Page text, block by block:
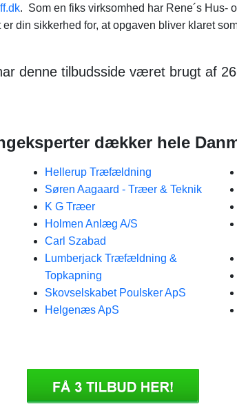
. Som en fiks virksomhed har Rene´s Hus-
din sikkerhed for, at opgaven bliver klaret
denne tilbudsside været brugt af
dækker hele
Hellerup Træfældning
Søren Aagaard - Træer & Teknik
K G Træer
Holmen Anlæg A/S
Carl Szabad
Lumberjack Træfældning &
Topkapning
Skovselskabet Poulsker ApS
Helgenæs ApS